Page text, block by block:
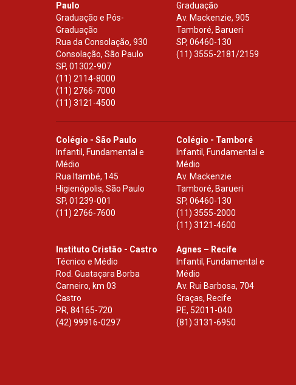
Paulo
Graduação e Pós-
Graduação
Rua da Consolação, 930
Consolação, São Paulo
SP, 01302-907
(11) 2114-8000
(11) 2766-7000
(11) 3121-4500
Graduação
Av. Mackenzie, 905
Tamboré, Barueri
SP,06460-130
(11) 3555-2181/2159
Colégio - São Paulo
Infantil, Fundamental e
Médio
Rua Itambé, 145
Higienópolis, São Paulo
SP, 01239-001
(11) 2766-7600
Colégio - Tamboré
Infantil, Fundamental e
Médio
Av. Mackenzie
Tamboré, Barueri
SP,06460-130
(11) 3555-2000
(11) 3121-4600
Instituto Cristão - Castro
Técnico e Médio
Rod. Guataçara Borba
Carneiro, km 03
Castro
PR, 84165-720
(42) 99916-0297
Agnes – Recife
Infantil, Fundamental e
Médio
Av. Rui Barbosa, 704
Graças, Recife
PE, 52011-040
(81) 3131-6950